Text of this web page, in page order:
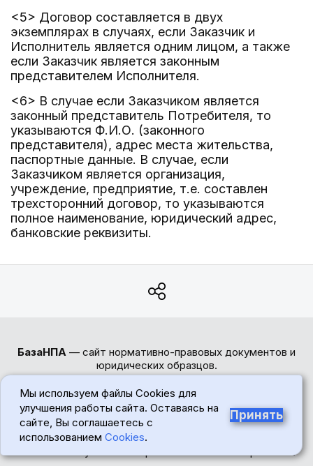
<5> Договор составляется в двух
экземплярах в случаях, если Заказчик и
Исполнитель является одним лицом, а также
если Заказчик является законным
представителем Исполнителя.
<6> В случае если Заказчиком является
законный представитель Потребителя, то
указываются Ф.И.О. (законного
представителя), адрес места жительства,
паспортные данные. В случае, если
Заказчиком является организация,
учреждение, предприятие, т.е. составлен
трехсторонний договор, то указываются
полное наименование, юридический адрес,
банковские реквизиты.
БазаНПА — сайт нормативно-правовых документов и
юридических образцов.
сПолитикой обработки персональных данных
используетcookie-файлы. Обратите внимание -
авторские права на тексты статей и формы документов
защищены. При цитировании материалов сайта
обязательна установка прямой активной гиперссылки.
Мы используем файлы Cookies для
улучшения работы сайта. Оставаясь на
сайте, Вы соглашаетесь с
использованием Cookies.
Принять